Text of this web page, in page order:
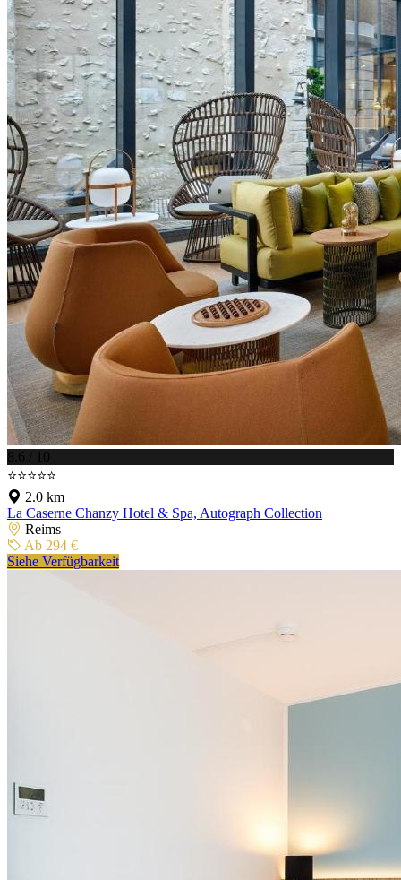
8.6 / 10
⭐⭐⭐⭐⭐
2.0 km
La Caserne Chanzy Hotel & Spa, Autograph Collection
Reims
Ab 294 €
Siehe Verfügbarkeit